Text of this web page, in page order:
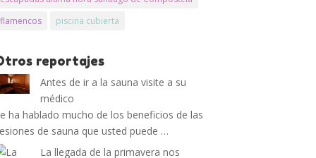
flamencos
piscina cubierta
reportajes
Antes de ir a la sauna visite a su
médico
ha hablado mucho de los beneficios de las
de sauna que usted puede …
La llegada de la primavera nos